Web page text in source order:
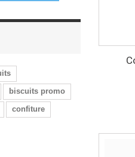
biscuits promo
confiture